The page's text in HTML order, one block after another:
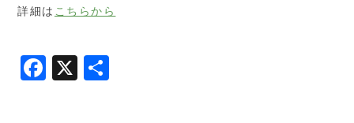
詳細は こちらから
Facebook
X